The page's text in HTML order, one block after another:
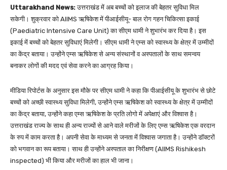
Uttarakhand News:उत्तराखंड में अब बच्चों को इलाज की बेहतर सुविधा मिल
सकेगी। शुक्रवार को AIIMS ऋषिकेश में पीआईसीयू- बाल रोग गहन चिकित्सा इकाई
(Paediatric Intensive Care Unit) का सीएम धामी ने शुभारंभ कर दिया है। इस
इकाई में बच्चों को बेहतर सुविधाएं मिलेगी। सीएम धामी ने एम्स को स्वास्थ्य के क्षेत्र में उम्मीदों
का केंद्र बताया। उन्होंने एम्स ऋषिकेश से अन्य संस्थानों व अस्पतालों के साथ समन्वय
बनाकर लोगों की मदद एवं सेवा करने का आग्रह किया।
मीडिया रिपोर्टस के अनुसार इस मौके पर सीएम धामी ने कहा कि पीआईसीयू के शुभारंभ से छोटे
बच्चों को अच्छी स्वास्थ्य सुविधा मिलेगी, उन्होंने एम्स ऋषिकेश को स्वास्थ्य के क्षेत्र में उम्मीदों
का केंद्र बताया, उन्होंने कहा एम्स ऋषिकेश के प्रति लोगो में अपेक्षाएं और विश्वास है।
उत्तराखंड राज्य के साथ ही अन्य राज्यों से आने वाले मरीजों के लिए एम्स ऋषिकेश एक वरदान
के रुप में काम करता है। अपनी सेवा के माध्यम से जनता में विश्वास जगाता है। उन्होंने डॉक्टरों
को भगवान का रूप बताया। साथ ही उन्होंने अस्पताल का निरीक्षण (AIIMS Rishikesh
inspected) भी किया और मरीजों का हाल भी जाना।